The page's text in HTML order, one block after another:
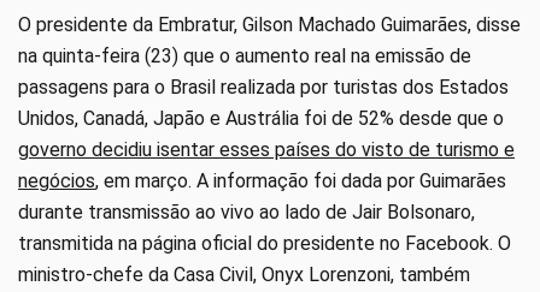
O presidente da Embratur, Gilson Machado Guimarães, disse
na quinta-feira (23) que o aumento real na emissão de
passagens para o Brasil realizada por turistas dos Estados
Unidos, Canadá, Japão e Austrália foi de 52% desde que o
governo decidiu isentar esses países do visto de turismo e
negócios, em março. A informação foi dada por Guimarães
durante transmissão ao vivo ao lado de Jair Bolsonaro,
transmitida na página oficial do presidente no Facebook. O
ministro-chefe da Casa Civil, Onyx Lorenzoni, também